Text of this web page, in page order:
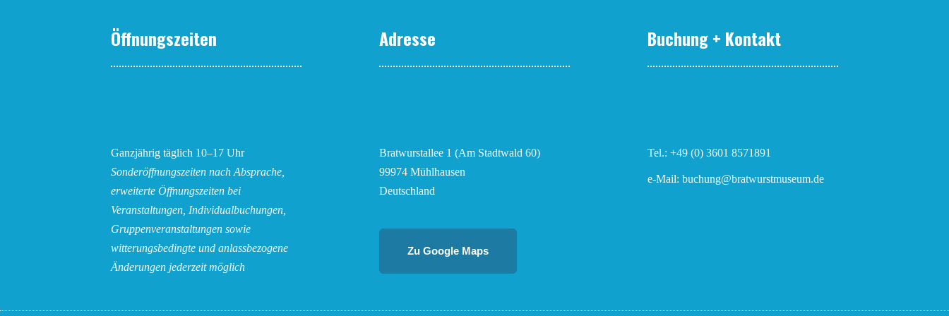
Öffnungszeiten
Ganzjährig täglich 10–17 Uhr
Sonderöffnungszeiten nach Absprache,
erweiterte Öffnungszeiten bei
Veranstaltungen, Individualbuchungen,
Gruppenveranstaltungen sowie
witterungsbedingte und anlassbezogene
Änderungen jederzeit möglich
Adresse
Bratwurstallee 1 (Am Stadtwald 60)
99974 Mühlhausen
Deutschland
Zu Google Maps
Buchung + Kontakt
Tel.: +49 (0) 3601 8571891
e-Mail: buchung@bratwurstmuseum.de